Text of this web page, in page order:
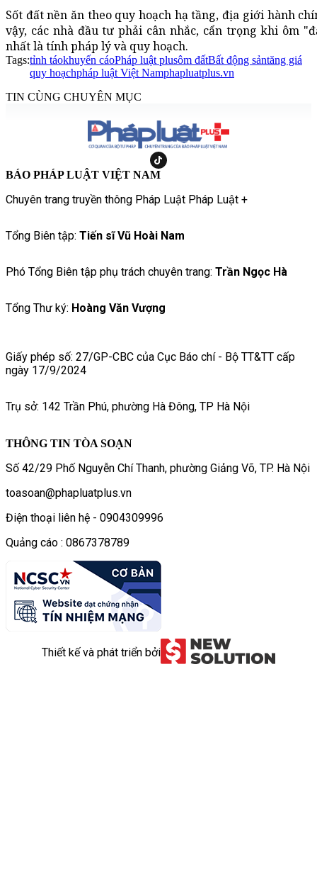
Sốt đất nền ăn theo quy hoạch hạ tầng, địa giới hành
vậy, các nhà đầu tư phải cân nhắc, cẩn trọng khi ôm
nhất là tính pháp lý và quy hoạch.
Tags:tỉnh táokhuyến cáoPháp luật plusôm đấtBất động sảntăng giá
quy hoạchpháp luật Việt Namphapluatplus.vn
TIN CÙNG CHUYÊN MỤC
BÁO PHÁP LUẬT VIỆT NAM
Chuyên trang truyền thông Pháp Luật Pháp Luật +
Tổng Biên tập: Tiến sĩ Vũ Hoài Nam
Phó Tổng Biên tập phụ trách chuyên trang: Trần Ngọc Hà
Tổng Thư ký: Hoàng Văn Vượng
Giấy phép số: 27/GP-CBC của Cục Báo chí - Bộ TT&TT cấp
ngày 17/9/2024
Trụ sở: 142 Trần Phú, phường Hà Đông, TP Hà Nội
THÔNG TIN TÒA SOẠN
Số 42/29 Phố Nguyễn Chí Thanh, phường Giảng Võ, TP. Hà Nội
toasoan@phapluatplus.vn
Điện thoại liên hệ - 0904309996
Quảng cáo : 0867378789
Thiết kế và phát triển bởi